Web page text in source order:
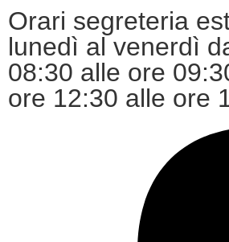
Orari segreteria
lunedì al venerdì
08:30 alle ore
ore 12:30 alle ore